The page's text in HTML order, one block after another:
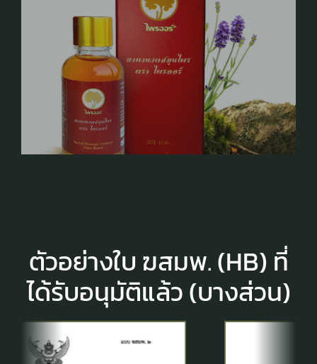
ตัวอย่างใบ ฆสมพ. (HB) ที่
ได้รับอนุมัติแล้ว (บางส่วน)